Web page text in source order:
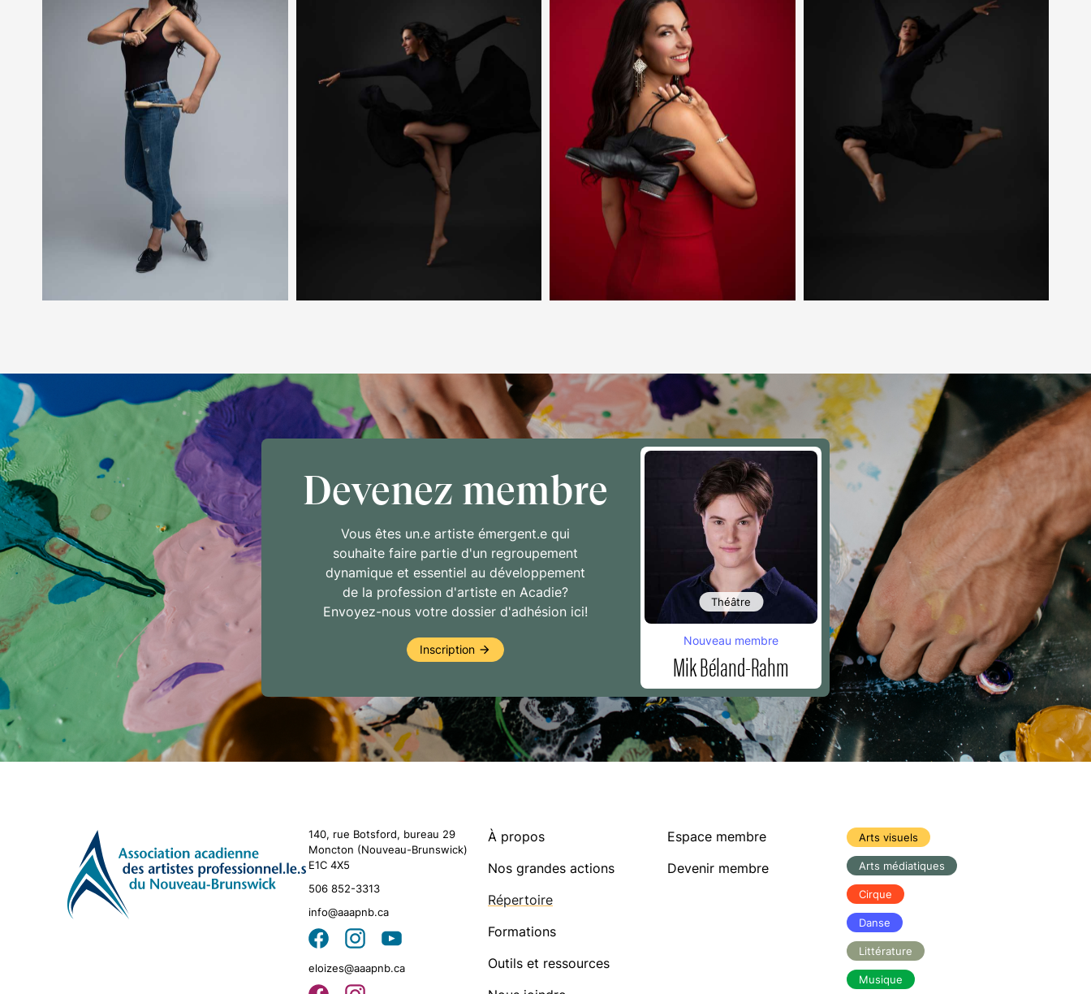
Devenez membre
Vous êtes un.e artiste émergent.e qui
souhaite faire partie d'un regroupement
dynamique et essentiel au développement
de la profession d'artiste en Acadie?
Envoyez-nous votre dossier d'adhésion ici!
Inscription arrow_forward
Théâtre
Nouveau membre
Mik Béland-Rahm
140, rue Botsford, bureau 29
Moncton (Nouveau-Brunswick)
E1C 4X5
506 852-3313
info@aaapnb.ca
eloizes@aaapnb.ca
À propos
Nos grandes actions
Répertoire
Formations
Outils et ressources
Espace membre
Devenir membre
Arts visuels
Arts médiatiques
Cirque
Danse
Littérature
Musique